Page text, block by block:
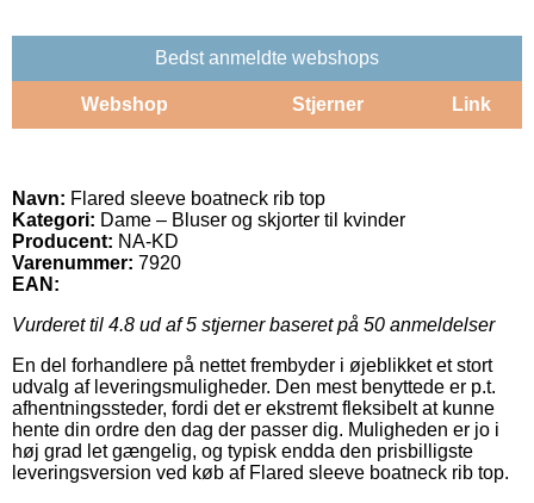
Bedst anmeldte webshops
Webshop Stjerner Link
Navn: Flared sleeve boatneck rib top
Kategori: Dame – Bluser og skjorter til kvinder
Producent: NA-KD
Varenummer: 7920
EAN:
Vurderet til 4.8 ud af 5 stjerner baseret på 50 anmeldelser
En del forhandlere på nettet frembyder i øjeblikket et stort
udvalg af leveringsmuligheder. Den mest benyttede er p.t.
afhentningssteder, fordi det er ekstremt fleksibelt at kunne
hente din ordre den dag der passer dig. Muligheden er jo i
høj grad let gængelig, og typisk endda den prisbilligste
leveringsversion ved køb af Flared sleeve boatneck rib top.